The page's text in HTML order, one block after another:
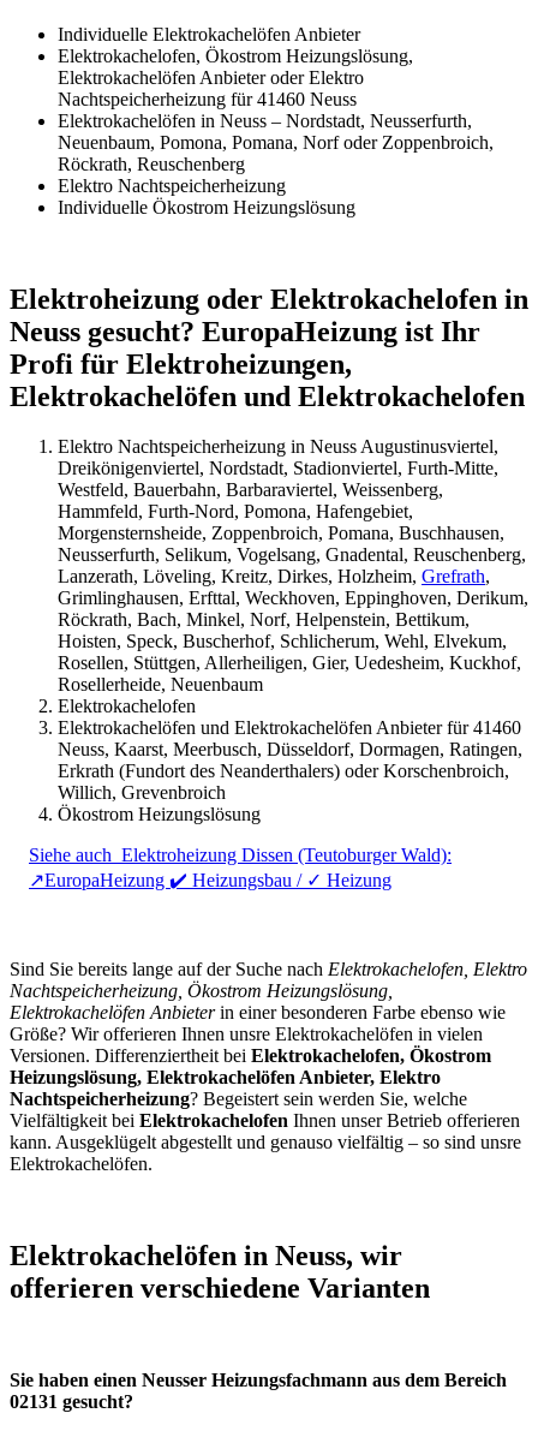
Individuelle Elektrokachelöfen Anbieter
Elektrokachelofen, Ökostrom Heizungslösung,
Elektrokachelöfen Anbieter oder Elektro
Nachtspeicherheizung für 41460 Neuss
Elektrokachelöfen in Neuss – Nordstadt, Neusserfurth,
Neuenbaum, Pomona, Pomana, Norf oder Zoppenbroich,
Röckrath, Reuschenberg
Elektro Nachtspeicherheizung
Individuelle Ökostrom Heizungslösung
Elektroheizung oder Elektrokachelofen in
Neuss gesucht? EuropaHeizung ist Ihr
Profi für Elektroheizungen,
Elektrokachelöfen und Elektrokachelofen
Elektro Nachtspeicherheizung in Neuss Augustinusviertel,
Dreikönigenviertel, Nordstadt, Stadionviertel, Furth-Mitte,
Westfeld, Bauerbahn, Barbaraviertel, Weissenberg,
Hammfeld, Furth-Nord, Pomona, Hafengebiet,
Morgensternsheide, Zoppenbroich, Pomana, Buschhausen,
Neusserfurth, Selikum, Vogelsang, Gnadental, Reuschenberg,
Lanzerath, Löveling, Kreitz, Dirkes, Holzheim, Grefrath,
Grimlinghausen, Erfttal, Weckhoven, Eppinghoven, Derikum,
Röckrath, Bach, Minkel, Norf, Helpenstein, Bettikum,
Hoisten, Speck, Buscherhof, Schlicherum, Wehl, Elvekum,
Rosellen, Stüttgen, Allerheiligen, Gier, Uedesheim, Kuckhof,
Rosellerheide, Neuenbaum
Elektrokachelofen
Elektrokachelöfen und Elektrokachelöfen Anbieter für 41460
Neuss, Kaarst, Meerbusch, Düsseldorf, Dormagen, Ratingen,
Erkrath (Fundort des Neanderthalers) oder Korschenbroich,
Willich, Grevenbroich
Ökostrom Heizungslösung
Siehe auch Elektroheizung Dissen (Teutoburger Wald):
↗️EuropaHeizung ✔️ Heizungsbau / ✓ Heizung
Sind Sie bereits lange auf der Suche nach Elektrokachelofen, Elektro
Nachtspeicherheizung, Ökostrom Heizungslösung,
Elektrokachelöfen Anbieterin einer besonderen Farbe ebenso wie
Größe? Wir offerieren Ihnen unsre Elektrokachelöfen in vielen
Versionen. Differenziertheit bei Elektrokachelofen, Ökostrom
Heizungslösung, Elektrokachelöfen Anbieter, Elektro
Nachtspeicherheizung? Begeistert sein werden Sie, welche
Vielfältigkeit bei Elektrokachelofen Ihnen unser Betrieb offerieren
kann. Ausgeklügelt abgestellt und genauso vielfältig – so sind unsre
Elektrokachelöfen.
Elektrokachelöfen in Neuss, wir
offerieren verschiedene Varianten
Sie haben einen Neusser Heizungsfachmann aus dem Bereich
02131 gesucht?